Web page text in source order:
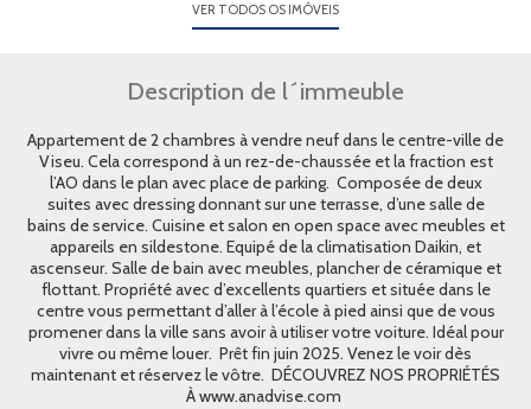
VER TODOS OS IMÓVEIS
Description de l´immeuble
Appartement de 2 chambres à vendre neuf dans le centre-ville de
Viseu. Cela correspond à un rez-de-chaussée et la fraction est
l’AO dans le plan avec place de parking. Composée de deux
suites avec dressing donnant sur une terrasse, d’une salle de
bains de service. Cuisine et salon en open space avec meubles et
appareils en sildestone. Equipé de la climatisation Daikin, et
ascenseur. Salle de bain avec meubles, plancher de céramique et
flottant. Propriété avec d’excellents quartiers et située dans le
centre vous permettant d’aller à l’école à pied ainsi que de vous
promener dans la ville sans avoir à utiliser votre voiture. Idéal pour
vivre ou même louer. Prêt fin juin 2025. Venez le voir dès
maintenant et réservez le vôtre. DÉCOUVREZ NOS PROPRIÉTÉS
À www.anadvise.com